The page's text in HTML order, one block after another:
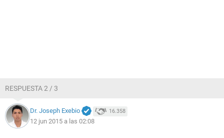
RESPUESTA 2 / 3
Dr. Joseph Exebio 16.358
12 jun 2015 a las 02:08